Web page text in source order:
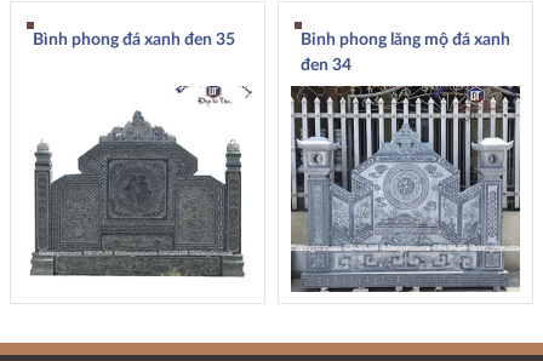
Bình phong đá xanh đen 35
Binh phong lăng mộ đá xanh
đen 34